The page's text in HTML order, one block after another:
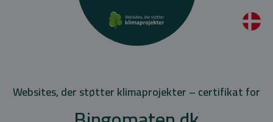
Websites, der støtter klimaprojekter – certifikat for